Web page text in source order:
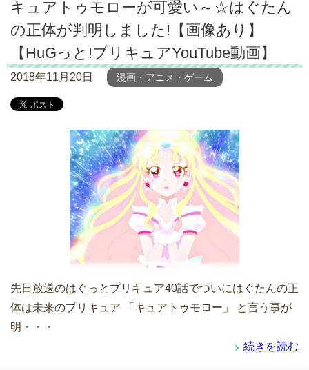
キュアトゥモローが可愛い～☆はぐたん
の正体が判明しました!【画像あり】
【HuGっと!プリキュアYouTube動画】
2018年11月20日 漫画・アニメ・ゲーム
先日放送のはぐっとプリキュア40話でついにはぐたんの正
体は未来のプリキュア 「キュアトゥモロー」 と言う事が
明・・・
続きを読む